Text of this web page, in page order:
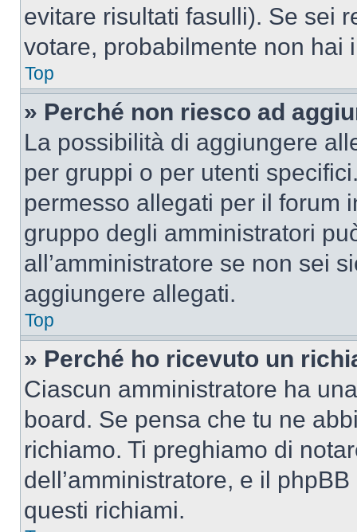
evitare risultati fasulli). Se sei
votare, probabilmente non hai
Top
» Perché non riesco ad
La possibilità di aggiungere
per gruppi o per utenti
permesso allegati per il forum
gruppo degli amministratori
all’amministratore se non sei
aggiungere allegati.
Top
» Perché ho ricevuto un
Ciascun amministratore ha
board. Se pensa che tu ne
richiamo. Ti preghiamo di
dell’amministratore, e il
questi richiami.